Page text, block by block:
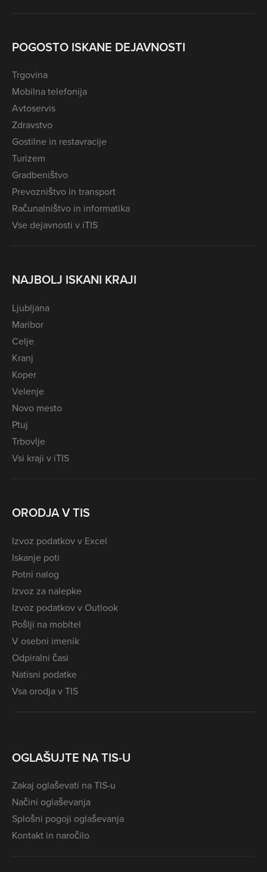
POGOSTO ISKANE DEJAVNOSTI
Trgovina
Mobilna telefonija
Avtoservis
Zdravstvo
Gostilne in restavracije
Turizem
Gradbeništvo
Prevozništvo in transport
Računalništvo in informatika
Vse dejavnosti v iTIS
NAJBOLJ ISKANI KRAJI
Ljubljana
Maribor
Celje
Kranj
Koper
Velenje
Novo mesto
Ptuj
Trbovlje
Vsi kraji v iTIS
ORODJA V TIS
Izvoz podatkov v Excel
Iskanje poti
Potni nalog
Izvoz za nalepke
Izvoz podatkov v Outlook
Pošlji na mobitel
V osebni imenik
Odpiralni časi
Natisni podatke
Vsa orodja v TIS
OGLAŠUJTE NA TIS-U
Zakaj oglaševati na TIS-u
Načini oglaševanja
Splošni pogoji oglaševanja
Kontakt in naročilo